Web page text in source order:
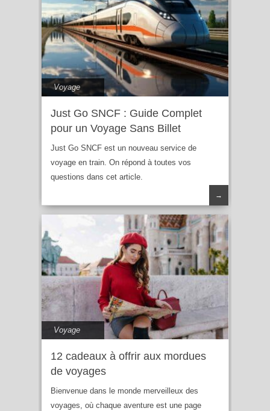
Voyage
Just Go SNCF : Guide Complet
pour un Voyage Sans Billet
Just Go SNCF est un nouveau service de
voyage en train. On répond à toutes vos
questions dans cet article.
→
Voyage
12 cadeaux à offrir aux mordues
de voyages
Bienvenue dans le monde merveilleux des
voyages, où chaque aventure est une page